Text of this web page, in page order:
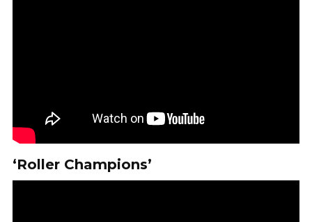
‘Roller Champions’